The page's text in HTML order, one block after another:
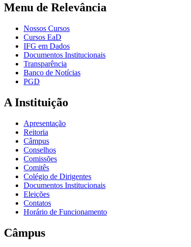
Menu de Relevância
Nossos Cursos
Cursos EaD
IFG em Dados
Documentos Institucionais
Transparência
Banco de Notícias
PGD
A Instituição
Apresentação
Reitoria
Câmpus
Conselhos
Comissões
Comitês
Colégio de Dirigentes
Documentos Institucionais
Eleições
Contatos
Horário de Funcionamento
Câmpus